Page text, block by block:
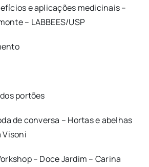
e aplicações medicinais –
– LABBEES/USP
portões
de conversa – Hortas e abelhas
Visoni
– Doce Jardim – Carina